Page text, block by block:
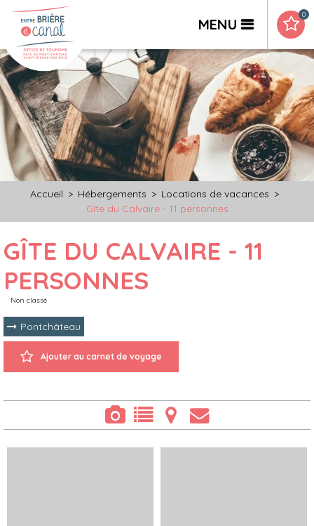
MENU
0
Accueil > Hébergements > Locations de vacances >
Gîte du Calvaire - 11 personnes
GÎTE DU CALVAIRE - 11
PERSONNES
Non classé
Pontchâteau
Ajouter au carnet de voyage